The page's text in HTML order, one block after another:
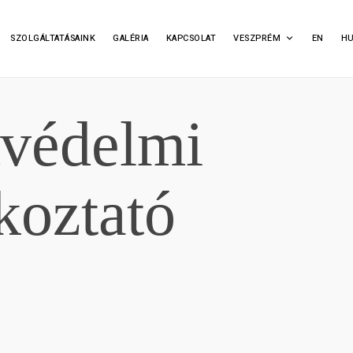
SZOLGÁLTATÁSAINK GALÉRIA KAPCSOLAT VESZPRÉM EN HU